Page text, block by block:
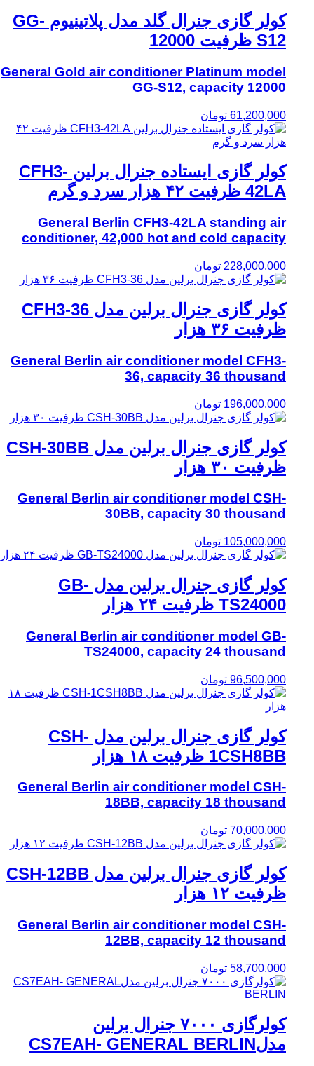
کولر گازی جنرال گلد مدل پلاتینیوم GG-
S12 ظرفیت 12000
General Gold air conditioner Platinum model
GG-S12, capacity 12000
61,200,000 تومان
کولر گازی ایستاده جنرال برلین CFH3-
42LA ظرفیت ۴۲ هزار سرد و گرم
General Berlin CFH3-42LA standing air
conditioner, 42,000 hot and cold capacity
228,000,000 تومان
کولر گازی جنرال برلین مدل CFH3-36
ظرفیت ۳۶ هزار
General Berlin air conditioner model CFH3-
36, capacity 36 thousand
196,000,000 تومان
کولر گازی جنرال برلین مدل CSH-30BB
ظرفیت ۳۰ هزار
General Berlin air conditioner model CSH-
30BB, capacity 30 thousand
105,000,000 تومان
کولر گازی جنرال برلین مدل GB-
TS24000 ظرفیت ۲۴ هزار
General Berlin air conditioner model GB-
TS24000, capacity 24 thousand
96,500,000 تومان
کولر گازی جنرال برلین مدل CSH-
1CSH8BB ظرفیت ۱۸ هزار
General Berlin air conditioner model CSH-
18BB, capacity 18 thousand
70,000,000 تومان
کولر گازی جنرال برلین مدل CSH-12BB
ظرفیت ۱۲ هزار
General Berlin air conditioner model CSH-
12BB, capacity 12 thousand
58,700,000 تومان
کولرگازی ۷۰۰۰ جنرال برلین
مدلCS7EAH- GENERAL BERLIN